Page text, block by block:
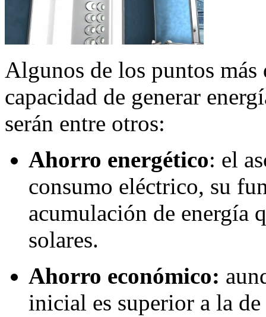
Algunos de los puntos más
capacidad de generar
serán entre otros:
Ahorro energético: el
consumo eléctrico, su
acumulación de energía
solares.
Ahorro económico:
inicial es superior a la